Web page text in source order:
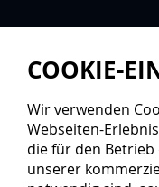
COOKIE-
Wir verwenden
Webseiten-
die für den
unserer